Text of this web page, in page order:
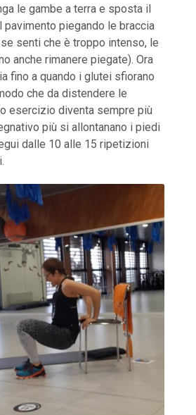
le gambe a terra e sposta il
pavimento piegando le braccia
senti che è troppo intenso, le
anche rimanere piegate). Ora
fino a quando i glutei sfiorano
che da distendere le
esercizio diventa sempre più
più si allontanano i piedi
dalle 10 alle 15 ripetizioni